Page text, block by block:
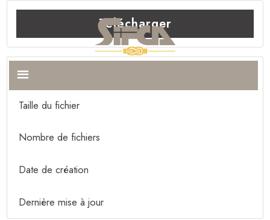
Télécharger
Télécharger
Taille du fichier
Nombre de fichiers
Date de création
Dernière mise à jour